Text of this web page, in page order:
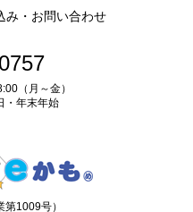
み・お問い合わせ
（月～金）
年末年始
第1009号）